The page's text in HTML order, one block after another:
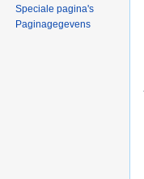
Speciale pagina's
Paginagegevens